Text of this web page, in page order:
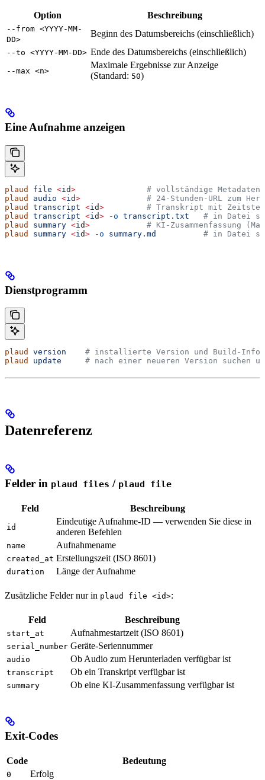
Option Beschreibung
--from <YYYY-MM-
DD>
Beginn des Datumsbereichs (einschließlich)
--to <YYYY-MM-DD> Ende des Datumsbereichs (einschließlich)
--max <n>
Maximale Ergebnisse zur Anzeige
(Standard: 50)
Eine Aufnahme anzeigen
plaud file <i d>
# vollständige Metadaten
plaud
audio <i d>
# 24-Stunden-URL zum
plaud
transcript <i d>
# Transkript mit
plaud
transcript <i d> -o transcript.txt
# in Datei
plaud
summary <i d>
# KI-Zusammenfassung
plaud
summary <i d> -o summary.md
# in Datei
Dienstprogramm
plaud version
# installierte Version und Build-
plaud
update
# nach einer neueren Version suchen
Datenreferenz
Felder in plaud files / plaud file
Feld Beschreibung
id
Eindeutige Aufnahme-ID — verwenden Sie diese in
anderen Befehlen
name Aufnahmename
created_at Erstellungszeit (ISO 8601)
duration Länge der Aufnahme
Zusätzliche Felder nur in plaud file <id>:
Feld Beschreibung
start_at Aufnahmestartzeit (ISO 8601)
serial_number Geräte-Seriennummer
audio Ob Audio zum Herunterladen verfügbar ist
transcript Ob ein Transkript verfügbar ist
summary Ob eine KI-Zusammenfassung verfügbar ist
Exit-Codes
Code Bedeutung
0 Erfolg